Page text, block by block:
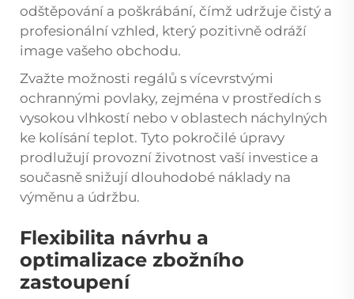
odštěpování a poškrábání, čímž udržuje čistý a
profesionální vzhled, který pozitivně odráží
image vašeho obchodu.
Zvažte možnosti regálů s vícevrstvými
ochrannými povlaky, zejména v prostředích s
vysokou vlhkostí nebo v oblastech náchylných
ke kolísání teplot. Tyto pokročilé úpravy
prodlužují provozní životnost vaší investice a
současně snižují dlouhodobé náklady na
výměnu a údržbu.
Flexibilita návrhu a
optimalizace zbožního
zastoupení